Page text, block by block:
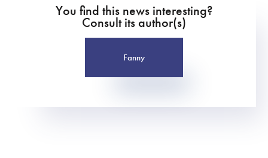
You find this news interesting?
Consult its author(s)
Fanny